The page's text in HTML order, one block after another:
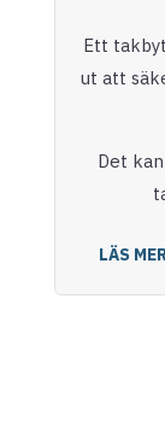
Ett
ut att
Det
LÄS MER